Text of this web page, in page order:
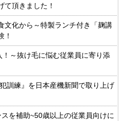
て頂きました！
文化から～特製ランチ付き「麹講
！
～抜け毛に悩む従業員に寄り添
訓練』を日本産機新聞で取り上げ
を補助~50歳以上の従業員向けに